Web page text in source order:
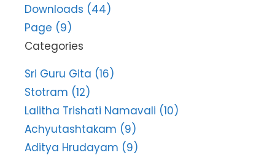
Downloads (44)
Page (9)
Categories
Sri Guru Gita (16)
Stotram (12)
Lalitha Trishati Namavali (10)
Achyutashtakam (9)
Aditya Hrudayam (9)